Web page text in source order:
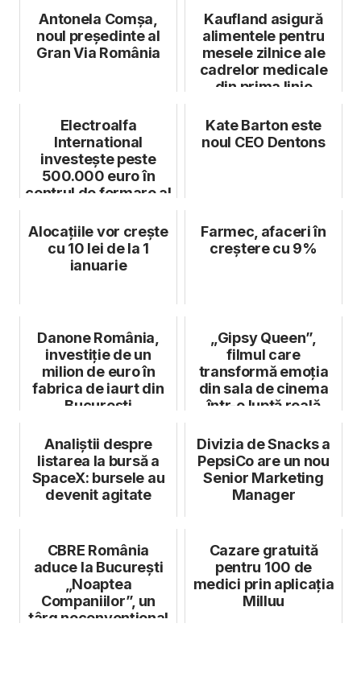
Antonela Comșa,
noul președinte al
Gran Via România
Kaufland asigură
alimentele pentru
mesele zilnice ale
cadrelor medicale
din prima linie
Electroalfa
International
investește peste
500.000 euro în
centrul de formare al
Kate Barton este
noul CEO Dentons
Alocațiile vor crește
cu 10 lei de la 1
ianuarie
Farmec, afaceri în
creştere cu 9%
Danone România,
investiție de un
milion de euro în
fabrica de iaurt din
București
„Gipsy Queen”,
filmul care
transformă emoția
din sala de cinema
într-o luptă reală
Analiștii despre
listarea la bursă a
SpaceX: bursele au
devenit agitate
Divizia de Snacks a
PepsiCo are un nou
Senior Marketing
Manager
CBRE România
aduce la București
„Noaptea
Companiilor”, un
târg neconvențional
Cazare gratuită
pentru 100 de
medici prin aplicația
Milluu